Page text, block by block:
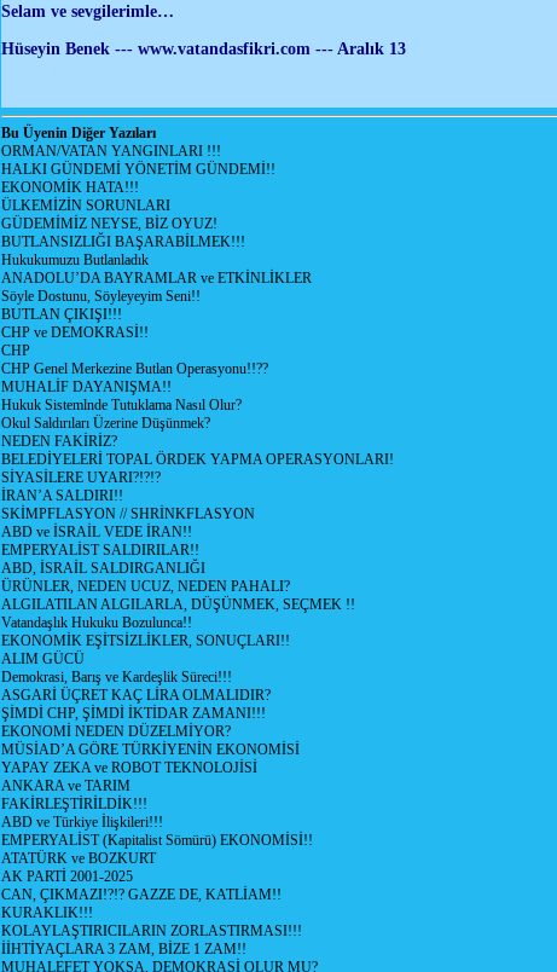
Selam ve sevgilerimle…
Hüseyin Benek --- www.vatandasfikri.com--- Aralık 13
Bu Üyenin Diğer Yazıları
ORMAN/VATAN YANGINLARI !!!
HALKI GÜNDEMİ YÖNETİM GÜNDEMİ!!
EKONOMİK HATA!!!
ÜLKEMİZİN SORUNLARI
GÜDEMİMİZ NEYSE, BİZ OYUZ!
BUTLANSIZLIĞI BAŞARABİLMEK!!!
Hukukumuzu Butlanladık
ANADOLU’DA BAYRAMLAR ve ETKİNLİKLER
Söyle Dostunu, Söyleyeyim Seni!!
BUTLAN ÇIKIŞI!!!
CHP ve DEMOKRASİ!!
CHP
CHP Genel Merkezine Butlan Operasyonu!!??
MUHALİF DAYANIŞMA!!
Hukuk Sistemlnde Tutuklama Nasıl Olur?
Okul Saldırıları Üzerine Düşünmek?
NEDEN FAKİRİZ?
BELEDİYELERİ TOPAL ÖRDEK YAPMA OPERASYONLARI!
SİYASİLERE UYARI?!?!?
İRAN’A SALDIRI!!
SKİMPFLASYON // SHRİNKFLASYON
ABD ve İSRAİL VEDE İRAN!!
EMPERYALİST SALDIRILAR!!
ABD, İSRAİL SALDIRGANLIĞI
ÜRÜNLER, NEDEN UCUZ, NEDEN PAHALI?
ALGILATILAN ALGILARLA, DÜŞÜNMEK, SEÇMEK !!
Vatandaşlık Hukuku Bozulunca!!
EKONOMİK EŞİTSİZLİKLER, SONUÇLARI!!
ALIM GÜCÜ
Demokrasi, Barış ve Kardeşlik Süreci!!!
ASGARİ ÜÇRET KAÇ LİRA OLMALIDIR?
ŞİMDİ CHP, ŞİMDİ İKTİDAR ZAMANI!!!
EKONOMİ NEDEN DÜZELMİYOR?
MÜSİAD’A GÖRE TÜRKİYENİN EKONOMİSİ
YAPAY ZEKA ve ROBOT TEKNOLOJİSİ
ANKARA ve TARIM
FAKİRLEŞTİRİLDİK!!!
ABD ve Türkiye İlişkileri!!!
EMPERYALİST (Kapitalist Sömürü) EKONOMİSİ!!
ATATÜRK ve BOZKURT
AK PARTİ 2001-2025
CAN, ÇIKMAZI!?!? GAZZE DE, KATLİAM!!
KURAKLIK!!!
KOLAYLAŞTIRICILARIN ZORLASTIRMASI!!!
İİHTİYAÇLARA 3 ZAM, BİZE 1 ZAM!!
MUHALEFET YOKSA, DEMOKRASİ OLUR MU?